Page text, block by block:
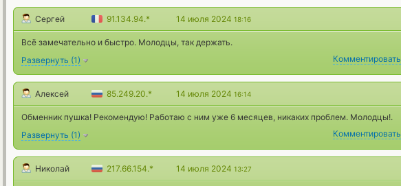
Сергей 91.134.94.* 14 июля 2024 18:16
Всё замечательно и быстро. Молодцы, так держать.
Развернуть (1) Комментировать
Алексей 85.249.20.* 14 июля 2024 16:14
Обменник пушка! Рекомендую! Работаю с ним уже 6 месяцев, никаких проблем. Молодцы!.
Развернуть (1) Комментировать
Николай 217.66.154.* 14 июля 2024 13:27